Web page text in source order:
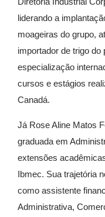
liderando a
moageiras do grupo,
importador de trigo
especialização
cursos e estágios
Canadá.
Já Rose Aline Matos
graduada em
extensões
Ibmec. Sua trajetória
como assistente
Administrativa,